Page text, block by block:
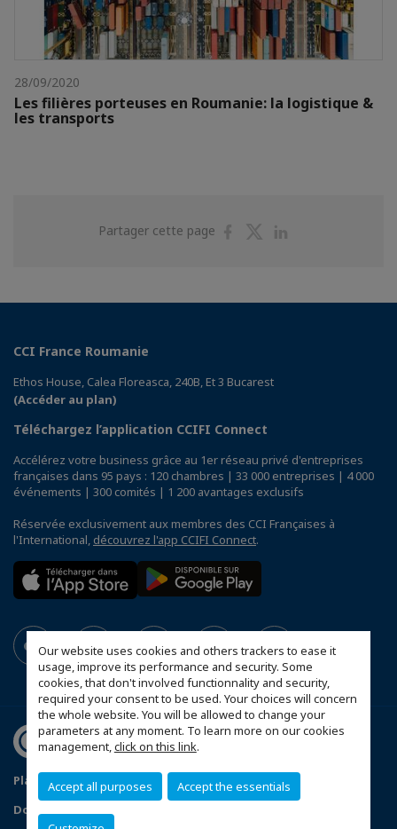
Our website uses cookies and others trackers to ease it
usage, improve its performance and security. Some
cookies, that don't involved functionnality and security,
required your consent to be used. Your choices will concern
the whole website. You will be allowed to change your
parameters at any moment. To learn more on our cookies
management,click on this link.
Accept all purposes Accept the essentials
28/09/2020
Les filières porteuses en Roumanie: la logistique &
les transports
Partager cette page
PartagerPartager
CCI France Roumanie
Ethos House, Calea Floreasca, 240B, Et 3 Bucarest
(Accéder au plan)
Téléchargez l’application CCIFI Connect
Accélérez votre business grâce au 1er réseau privé d'entreprises
françaises dans 95 pays : 120 chambres | 33 000 entreprises | 4 000
événements | 300 comités | 1 200 avantages exclusifs
Réservée exclusivement aux membres des CCI Françaises à
l'International, découvrez l'app CCIFI Connect.
Plan du site Statut CCIFER
Mentions légales
Données personnelles